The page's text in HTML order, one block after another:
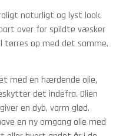
naturligt og lyst look.
over for spildte væsker
tørres op med det samme.
med en hærdende olie,
det indefra. Olien
en dyb, varm glød.
en ny omgang olie med